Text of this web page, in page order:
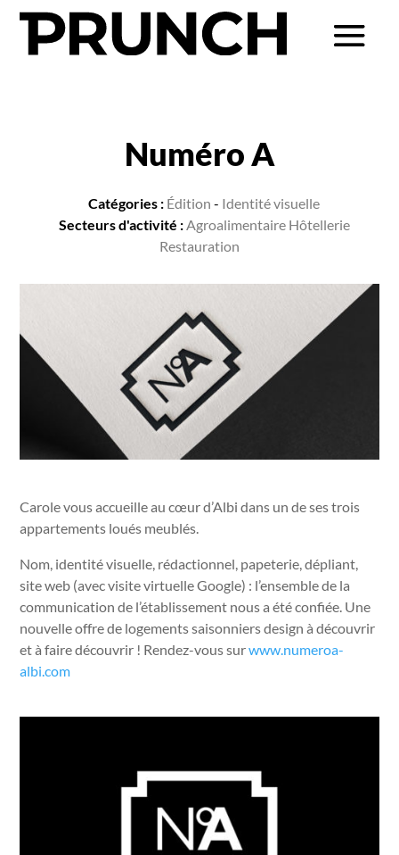
Numéro A
Catégories : Édition - Identité visuelle
Secteurs d'activité :Agroalimentaire Hôtellerie
Restauration
Carole vous accueille au cœur d’Albi dans un de ses trois
appartements loués meublés.
Nom, identité visuelle, rédactionnel, papeterie, dépliant,
site web (avec visite virtuelle Google) : l’ensemble de la
communication de l’établissement nous a été confiée. Une
nouvelle offre de logements saisonniers design à découvrir
et à faire découvrir ! Rendez-vous surwww.numeroa-
albi.com